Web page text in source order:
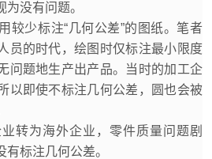
没有问题。
较少标注“几何公差”的图纸。笔者
员的时代，绘图时仅标注最小限度
问题地生产出产品。当时的加工企
以即使不标注几何公差，圆也会被
转为海外企业，零件质量问题剧
标注几何公差。